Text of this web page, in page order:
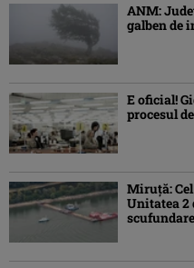
ANM:
galben de
E oficial!
procesul
Miruță:
Unitatea 2